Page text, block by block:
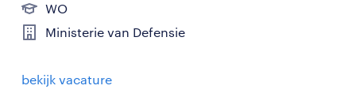
WO
Ministerie van Defensie
bekijk vacature